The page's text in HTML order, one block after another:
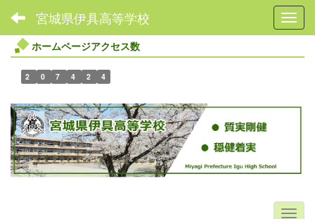
宮城県伊具高等学校
ホームページアクセス数
2 0 7 4 2 4